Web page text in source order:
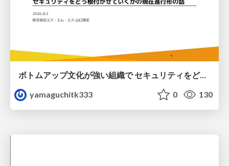
ボトムアップ文化が強い組織で セキュリティをどう根付かせていくかの現在進行形の話 / Making Security Stick in a Bottom-Up Organization
yamaguchitk333
0 130